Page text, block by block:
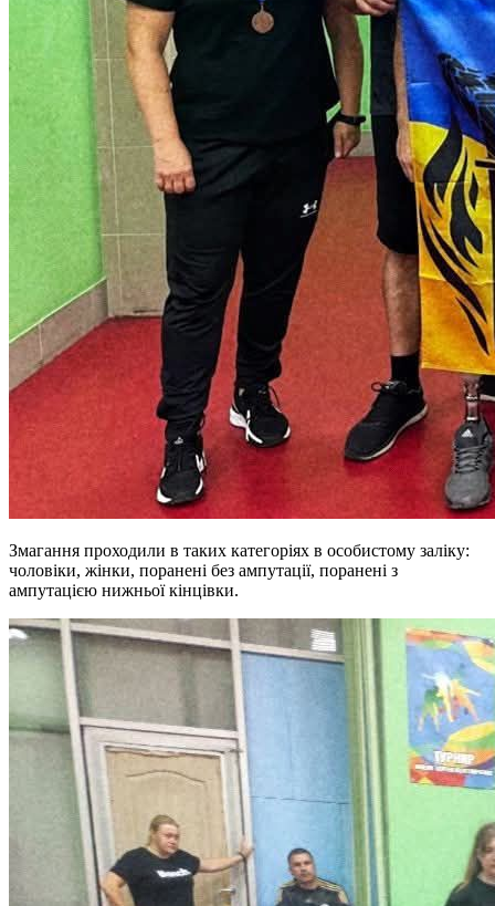
Змагання проходили в таких категоріях в особистому заліку:
чоловіки, жінки, поранені без ампутації, поранені з
ампутацією нижньої кінцівки.